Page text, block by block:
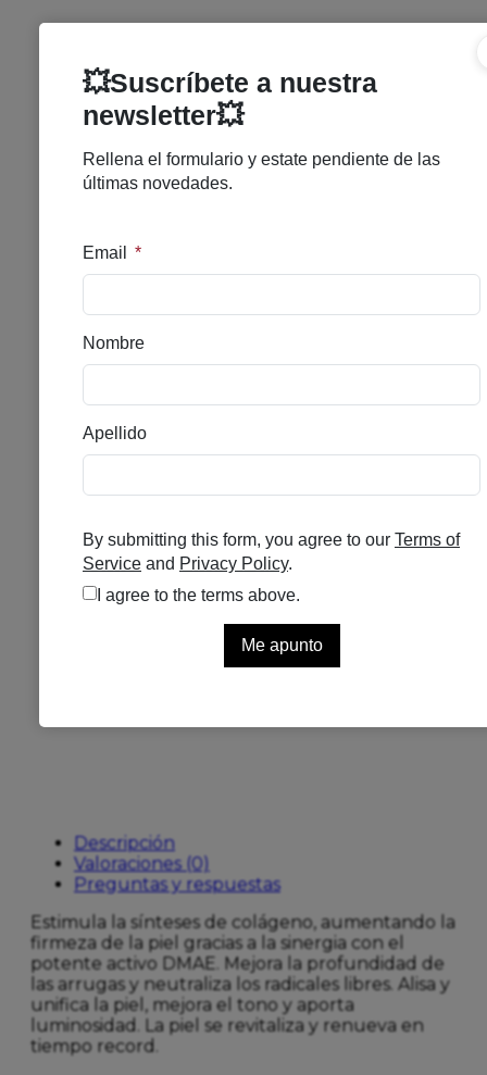
SKINPERFECTION BY
BLUEVERT
Sin existencias
57,00€
Sérum Antioxidante De Alta
De Colágeno Aumentando La
Firmeza De La Piel.Envase De 30
Ml
Categorías:ANTIEDAD
DERMOCOSMETICA
Descripción
Valoraciones (0)
Preguntas y respuestas
Estimula la sínteses de colágeno, aumentando la
firmeza de la piel gracias a la sinergia con el
potente activo DMAE. Mejora la profundidad de
las arrugas y neutraliza los radicales libres. Alisa y
unifica la piel, mejora el tono y aporta
luminosidad. La piel se revitaliza y renueva en
tiempo record.